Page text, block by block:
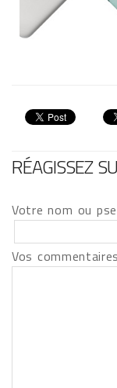
RÉAGISSEZ
Votre nom ou
Vos